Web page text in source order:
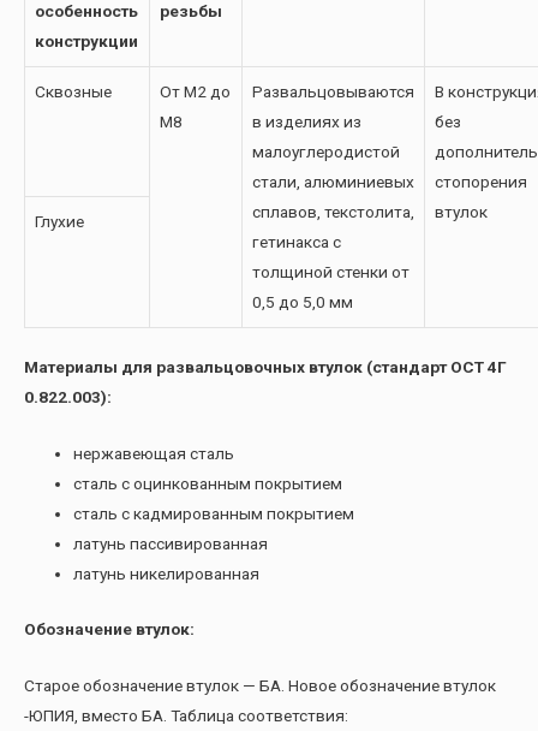
особенность
конструкции
резьбы
Сквозные
От М2 до
М8
Развальцовываются
в изделиях из
малоуглеродистой
стали, алюминиевых
сплавов, текстолита,
гетинакса с
толщиной стенки от
0,5 до 5,0 мм
В
без
стопорения
втулок
Глухие
Материалы для развальцовочных втулок (стандарт ОСТ 4Г
0.822.003):
нержавеющая сталь
сталь с оцинкованным покрытием
сталь с кадмированным покрытием
латунь пассивированная
латунь никелированная
Обозначение втулок:
Старое обозначение втулок — БА. Новое обозначение втулок
-ЮПИЯ, вместо БА. Таблица соответствия: